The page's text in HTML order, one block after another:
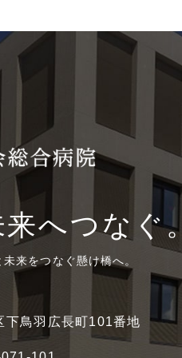
へつなぐ。
来をつなぐ懸け橋へ。
鳥羽広長町101番地